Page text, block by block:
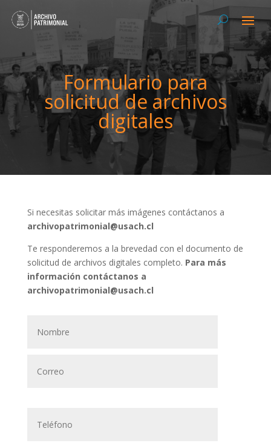
Formulario para
solicitud de archivos
digitales
Si necesitas solicitar más imágenes contáctanos a
archivopatrimonial@usach.cl
Te responderemos a la brevedad con el documento de
solicitud de archivos digitales completo. Para más
información contáctanos a
archivopatrimonial@usach.cl